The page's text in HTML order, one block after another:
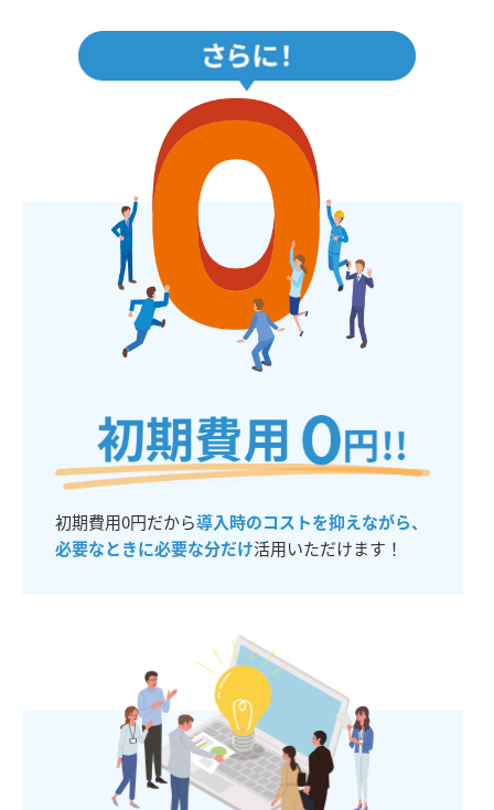
初期費用0円だから導入時のコストを抑えながら、
必要なときに必要な分だけ活用いただけます！